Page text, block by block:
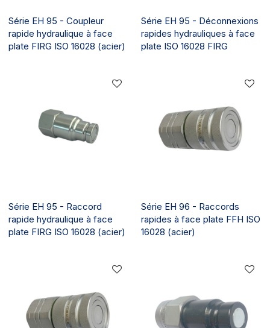
Série EH 95 - Coupleur
rapide hydraulique à face
plate FIRG ISO 16028 (acier)
Série EH 95 - Déconnexions
rapides hydrauliques à face
plate ISO 16028 FIRG
Série EH 95 - Raccord
rapide hydraulique à face
plate FIRG ISO 16028 (acier)
Série EH 96 - Raccords
rapides à face plate FFH ISO
16028 (acier)